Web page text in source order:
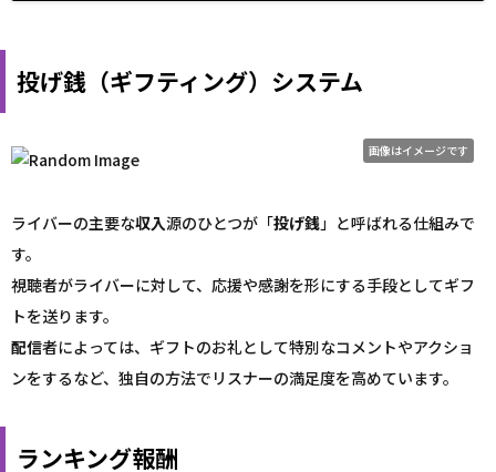
投げ銭（ギフティング）システム
画像はイメージです
ライバーの主要な収入源のひとつが「投げ銭」と呼ばれる仕組みで
す。
視聴者がライバーに対して、応援や感謝を形にする手段としてギフ
トを送ります。
配信者によっては、ギフトのお礼として特別なコメントやアクショ
ンをするなど、独自の方法でリスナーの満足度を高めています。
ランキング報酬